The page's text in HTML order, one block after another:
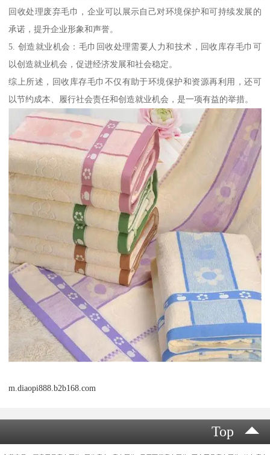
回收处理废弃毛巾，企业可以展示自己对环境保护和可持续发展的
承诺，提升企业形象和声誉。
5. 创造就业机会：毛巾回收处理需要人力和技术，回收库存毛巾可
以创造就业机会，促进经济发展和社会稳定。
综上所述，回收库存毛巾不仅有助于环境保护和资源再利用，还可
以节约成本、履行社会责任和创造就业机会，是一项有益的举措。
m.diaopi888.b2b168.com
Top